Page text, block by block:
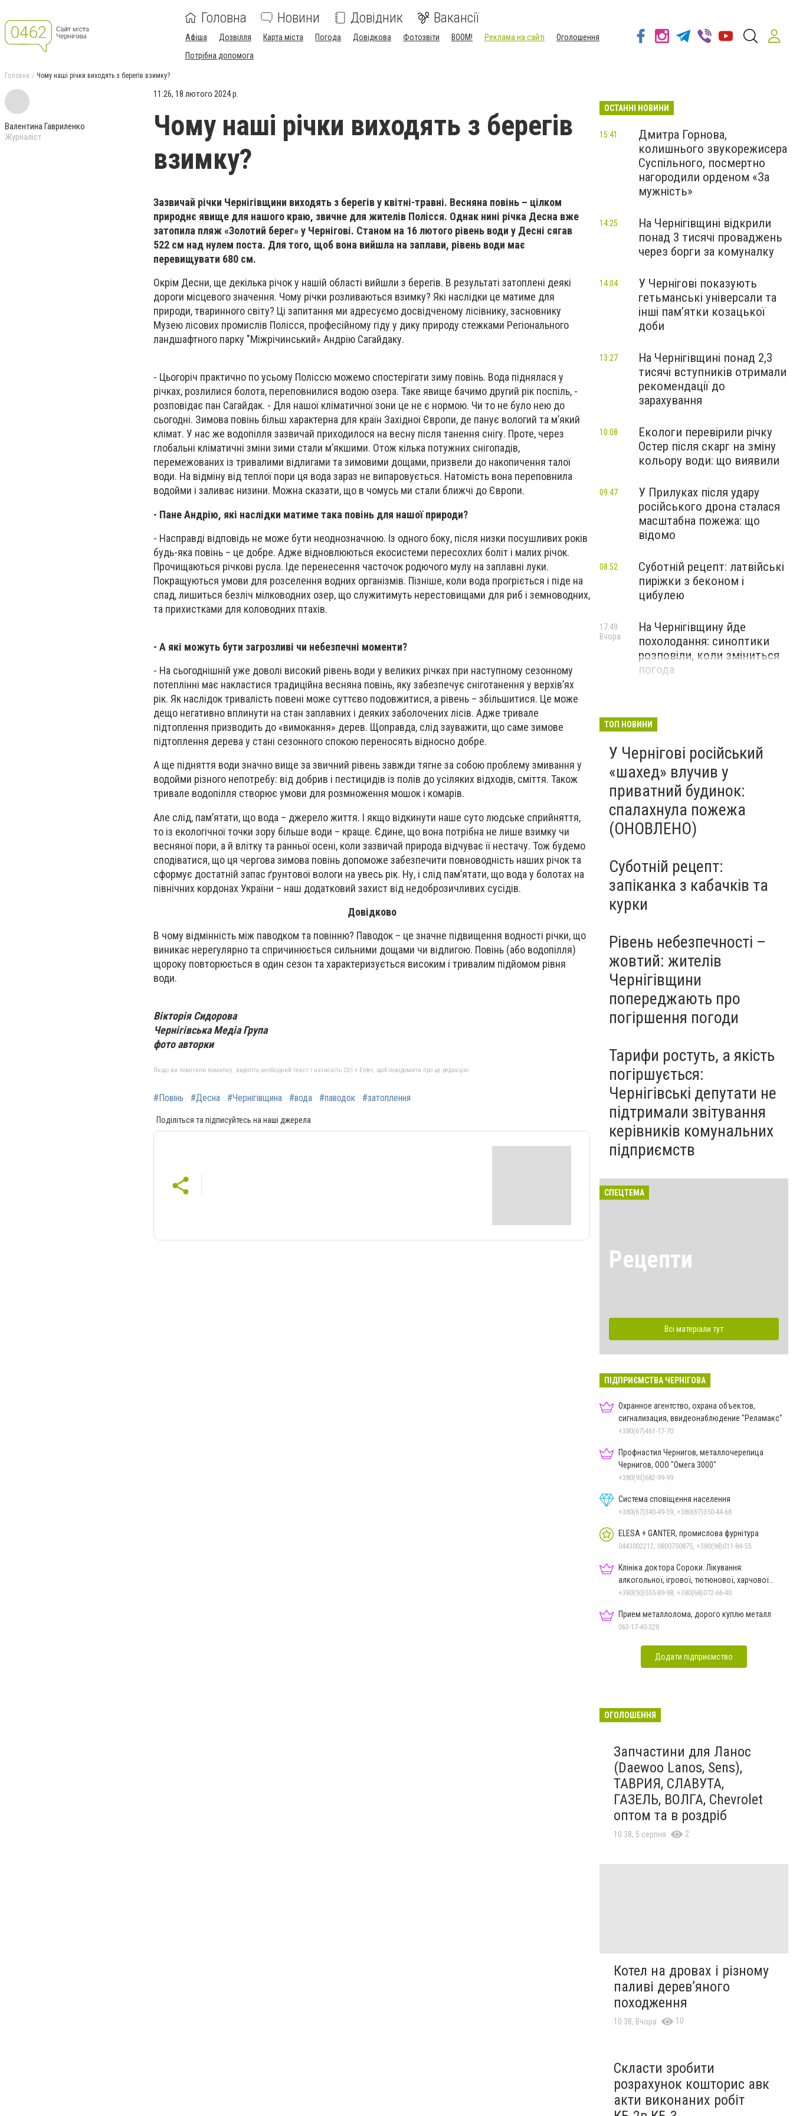
Головна Новини Довідник Вакансії
Афіша Дозвілля Карта міста Погода Довідкова Фотозвіти BOOM! Реклама на сайті
Оголошення
Потрібна допомога
Головна Чому наші річки виходять з берегів взимку?
Валентина Гавриленко
Журналіст
11:26, 18 лютого 2024 р.
Чому наші річки виходять з берегів
взимку?
Зазвичай річки Чернігівщини виходять з берегів у квітні-травні. Весняна повінь – цілком
природнє явище для нашого краю, звичне для жителів Полісся. Однак нині річка Десна вже
затопила пляж «Золотий берег» у Чернігові. Станом на 16 лютого рівень води у Десні сягав
522 см над нулем поста. Для того, щоб вона вийшла на заплави, рівень води має
перевищувати 680 см.
Окрім Десни, ще декілька річок у нашій області вийшли з берегів. В результаті затоплені деякі
дороги місцевого значення. Чому річки розливаються взимку? Які наслідки це матиме для
природи, тваринного світу? Ці запитання ми адресуємо досвідченому лісівнику, засновнику
Музею лісових промислів Полісся, професійному гіду у дику природу стежками Регіонального
ландшафтного парку "Міжрічинський» Андрію Сагайдаку.
- Цьогоріч практично по усьому Поліссю можемо спостерігати зиму повінь. Вода піднялася у
річках, розлилися болота, переповнилися водою озера. Таке явище бачимо другий рік поспіль, -
розповідає пан Сагайдак. - Для нашої кліматичної зони це не є нормою. Чи то не було нею до
сьогодні. Зимова повінь більш характерна для країн Західної Європи, де панує вологий та м’який
клімат. У нас же водопілля зазвичай приходилося на весну після танення снігу. Проте, через
глобальні кліматичні зміни зими стали м’якшими. Отож кілька потужних снігопадів,
перемежованих із тривалими відлигами та зимовими дощами, призвели до накопичення талої
води. На відміну від теплої пори ця вода зараз не випаровується. Натомість вона переповнила
водойми і заливає низини. Можна сказати, що в чомусь ми стали ближчі до Європи.
- Пане Андрію, які наслідки матиме така повінь для нашої природи?
- Насправді відповідь не може бути неоднозначною. Із одного боку, після низки посушливих років
будь-яка повінь – це добре. Адже відновлюються екосистеми пересохлих боліт і малих річок.
Прочищаються річкові русла. Іде перенесення часточок родючого мулу на заплавні луки.
Покращуються умови для розселення водних організмів. Пізніше, коли вода прогріється і піде на
спад, лишиться безліч мілководних озер, що служитимуть нерестовищами для риб і земноводних,
та прихистками для коловодних птахів.
- А які можуть бути загрозливі чи небезпечні моменти?
- На сьогоднішній уже доволі високий рівень води у великих річках при наступному сезонному
потеплінні має накластися традиційна весняна повінь, яку забезпечує сніготанення у верхів’ях
рік. Як наслідок тривалість повені може суттєво подовжитися, а рівень – збільшитися. Це може
дещо негативно вплинути на стан заплавних і деяких заболочених лісів. Адже тривале
підтоплення призводить до «вимокання» дерев. Щоправда, слід зауважити, що саме зимове
підтоплення дерева у стані сезонного спокою переносять відносно добре.
А ще підняття води значно вище за звичний рівень завжди тягне за собою проблему змивання у
водойми різного непотребу: від добрив і пестицидів із полів до усіляких відходів, сміття. Також
тривале водопілля створює умови для розмноження мошок і комарів.
Але слід, пам’ятати, що вода – джерело життя. І якщо відкинути наше суто людське сприйняття,
то із екологічної точки зору більше води – краще. Єдине, що вона потрібна не лише взимку чи
весняної пори, а й влітку та ранньої осені, коли зазвичай природа відчуває її нестачу. Тож будемо
сподіватися, що ця чергова зимова повінь допоможе забезпечити повноводність наших річок та
сформує достатній запас ґрунтової вологи на увесь рік. Ну, і слід пам’ятати, що вода у болотах на
північних кордонах України – наш додатковий захист від недоброзичливих сусідів.
Довідково
В чому відмінність між паводком та повінню? Паводок – це значне підвищення водності річки, що
виникає нерегулярно та спричинюється сильними дощами чи відлигою. Повінь (або водопілля)
щороку повторюється в один сезон та характеризується високим і тривалим підйомом рівня
води.
Вікторія Сидорова
Чернігівська Медіа Група
фото авторки
Якщо ви помітили помилку, виділіть необхідний текст і натисніть Ctrl + Enter, щоб повідомити про це редакцію
#Повінь #Десна #Чернігівщина #вода #паводок #затоплення
Поділіться та підписуйтесь на наші джерела
ОСТАННІ НОВИНИ
Дмитра Горнова,
колишнього звукорежисера
Суспільного, посмертно
нагородили орденом «За
мужність»
15:41
На Чернігівщині відкрили
понад 3 тисячі проваджень
через борги за комуналку
14:25
У Чернігові показують
гетьманські універсали та
інші пам’ятки козацької
доби
14:04
На Чернігівщині понад 2,3
тисячі вступників отримали
рекомендації до
зарахування
13:27
Екологи перевірили річку
Остер після скарг на зміну
кольору води: що виявили
10:08
У Прилуках після удару
російського дрона сталася
масштабна пожежа: що
відомо
09:47
Суботній рецепт: латвійські
пиріжки з беконом і
цибулею
08:52
На Чернігівщину йде
похолодання: синоптики
розповіли, коли зміниться
погода
17:49
Вчора
ТОП НОВИНИ
У Чернігові російський
«шахед» влучив у
приватний будинок:
спалахнула пожежа
(ОНОВЛЕНО)
Суботній рецепт:
запіканка з кабачків та
курки
Рівень небезпечності –
жовтий: жителів
Чернігівщини
попереджають про
погіршення погоди
Тарифи ростуть, а якість
погіршується:
Чернігівські депутати не
підтримали звітування
керівників комунальних
підприємств
СПЕЦТЕМА
Рецепти
Всі матеріали тут
ПІДПРИЄМСТВА ЧЕРНІГОВА
Охранное агентство, охрана объектов,
сигнализация, ввидеонаблюдение "Реламакс"
+380(67)461-17-70
Профнастил Чернигов, металлочерепица
Чернигов, ООО "Омега 3000"
+380(93)682-99-99
Система сповіщення населення
+380(67)340-49-59, +380(67)350-44-68
ELESA + GANTER, промислова фурнітура
0443002212, 0800750875, +380(98)011-84-55
Клініка доктора Сороки. Лікування:
алкогольної, ігрової, тютюнової, харчової
залежностей, неврозів т
+380(50)555-89-98, +380(68)072-66-40
Прием металлолома, дорого куплю металл
063-17-40-320
Додати підприємство
ОГОЛОШЕННЯ
Запчастини для Ланос
(Daewoo Lanos, Sens),
ТАВРИЯ, СЛАВУТА,
ГАЗЕЛЬ, ВОЛГА, Chevrolet
оптом та в роздріб
10:38, 5 серпня 2
Котел на дровах і різному
паливі дерев’яного
походження
10:38, Вчора 10
Скласти зробити
розрахунок кошторис авк
акти виконаних робіт